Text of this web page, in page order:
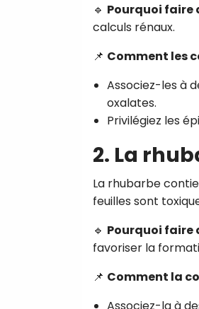
🔹 Pourquoi faire
calculs rénaux.
📌 Comment les
Associez-les à
oxalates.
Privilégiez les
2. La
La rhubarbe
feuilles sont
🔹 Pourquoi faire
favoriser la
📌 Comment la
Associez-la à